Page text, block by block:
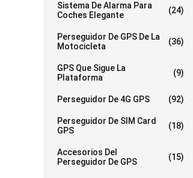
Sistema De Alarma Para
Coches Elegante
(24)
Perseguidor De GPS De La
Motocicleta
(36)
GPS Que Sigue La
Plataforma
(9)
Perseguidor De 4G GPS (92)
Perseguidor De SIM Card
GPS
(18)
Accesorios Del
Perseguidor De GPS
(15)